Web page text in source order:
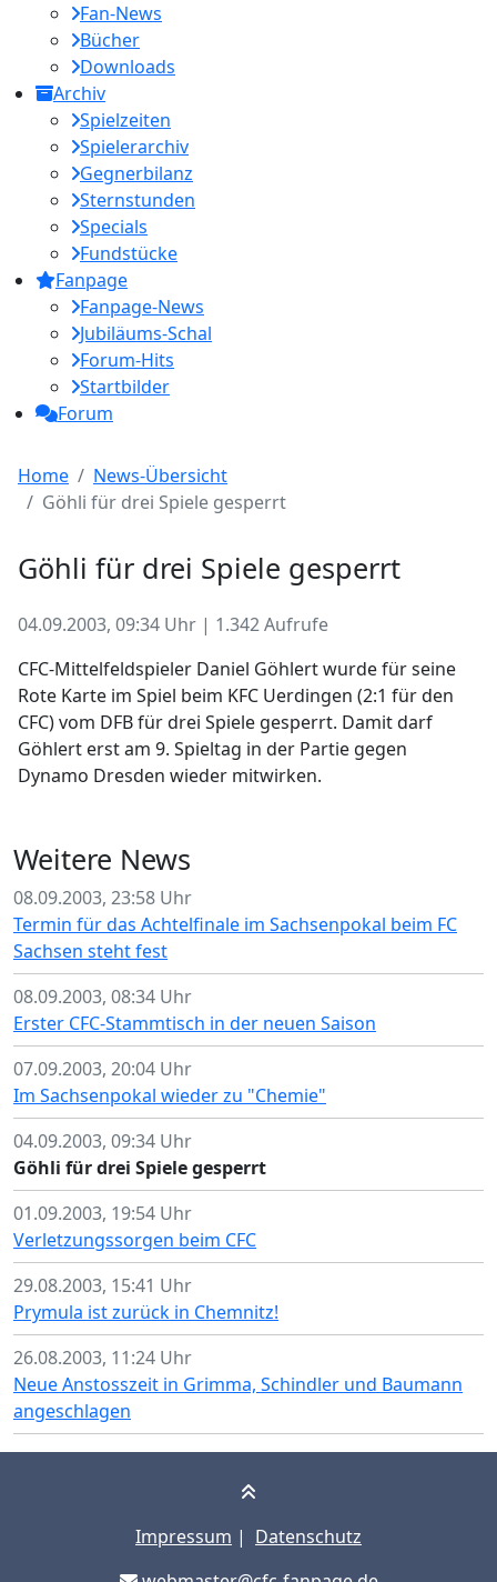
Fan-News
Bücher
Downloads
Archiv
Spielzeiten
Spielerarchiv
Gegnerbilanz
Sternstunden
Specials
Fundstücke
Fanpage
Fanpage-News
Jubiläums-Schal
Forum-Hits
Startbilder
Forum
Home
News-Übersicht
Göhli für drei Spiele gesperrt
Göhli für drei Spiele gesperrt
04.09.2003, 09:34 Uhr | 1.342 Aufrufe
CFC-Mittelfeldspieler Daniel Göhlert wurde für seine
Rote Karte im Spiel beim KFC Uerdingen (2:1 für den
CFC) vom DFB für drei Spiele gesperrt. Damit darf
Göhlert erst am 9. Spieltag in der Partie gegen
Dynamo Dresden wieder mitwirken.
Weitere News
08.09.2003, 23:58 Uhr
Termin für das Achtelfinale im Sachsenpokal beim FC
Sachsen steht fest
08.09.2003, 08:34 Uhr
Erster CFC-Stammtisch in der neuen Saison
07.09.2003, 20:04 Uhr
Im Sachsenpokal wieder zu "Chemie"
04.09.2003, 09:34 Uhr
Göhli für drei Spiele gesperrt
01.09.2003, 19:54 Uhr
Verletzungssorgen beim CFC
29.08.2003, 15:41 Uhr
Prymula ist zurück in Chemnitz!
26.08.2003, 11:24 Uhr
Neue Anstosszeit in Grimma, Schindler und Baumann
angeschlagen
Impressum | Datenschutz